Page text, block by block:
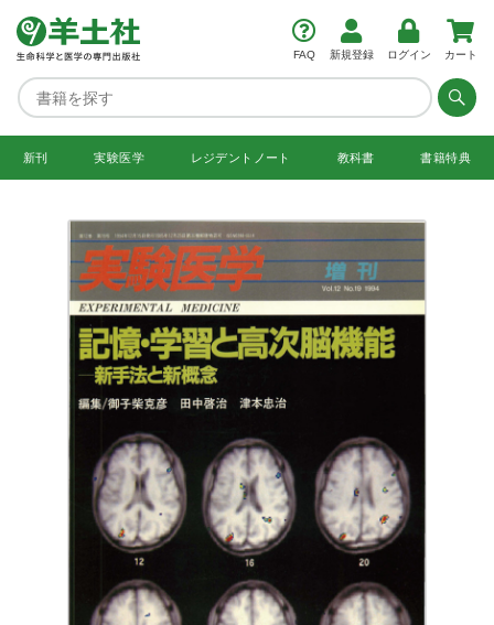
FAQ 新規登録 ログイン カート
新刊 実験医学 レジデント ノート 教科書 書籍特典